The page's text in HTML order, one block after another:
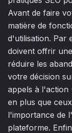
Avant de faire
matière de
d'utilisation. Par
doivent offrir
réduire les
votre décision
appels à l'action
en plus que
l'importance de
plateforme.